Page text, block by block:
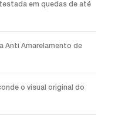
em quedas de até
Anti Amarelamento de
o visual original do